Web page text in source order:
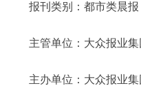
报刊类别：都市类晨报
主管单位：大众报业集
主办单位：大众报业集